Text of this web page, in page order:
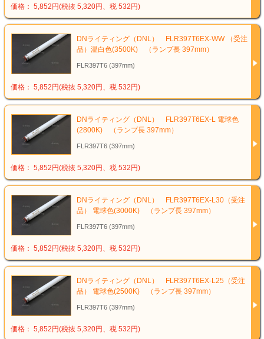
価格： 5,852円(税抜 5,320円、税 532円)
DNライティング（DNL） FLR397T6EX-WW （受注
品）温白色(3500K) （ランプ長 397mm）
FLR397T6 (397mm)
価格： 5,852円(税抜 5,320円、税 532円)
DNライティング（DNL） FLR397T6EX-L 電球色
(2800K) （ランプ長 397mm）
FLR397T6 (397mm)
価格： 5,852円(税抜 5,320円、税 532円)
DNライティング（DNL） FLR397T6EX-L30（受注
品） 電球色(3000K) （ランプ長 397mm）
FLR397T6 (397mm)
価格： 5,852円(税抜 5,320円、税 532円)
DNライティング（DNL） FLR397T6EX-L25（受注
品） 電球色(2500K) （ランプ長 397mm）
FLR397T6 (397mm)
価格： 5,852円(税抜 5,320円、税 532円)